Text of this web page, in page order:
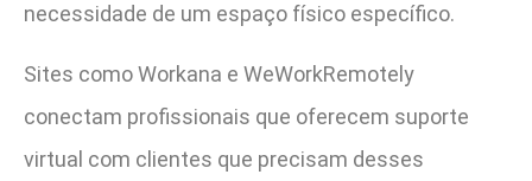
necessidade de um espaço físico específico.
Sites como Workana e WeWorkRemotely
conectam profissionais que oferecem suporte
virtual com clientes que precisam desses